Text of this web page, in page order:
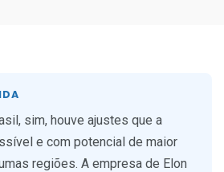
sim, houve ajustes que a
e com potencial de maior
regiões. A empresa de Elon